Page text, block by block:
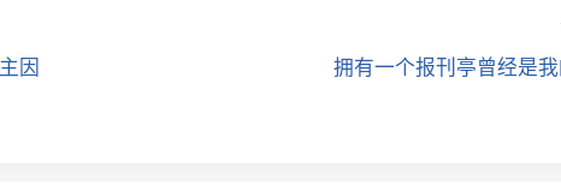
因 拥有一个报刊亭曾经是